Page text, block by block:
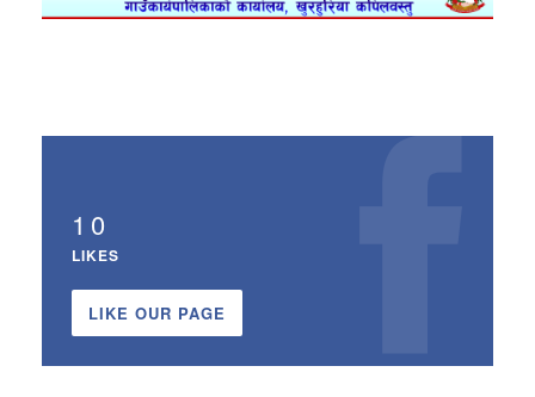
10
LIKES
LIKE OUR PAGE